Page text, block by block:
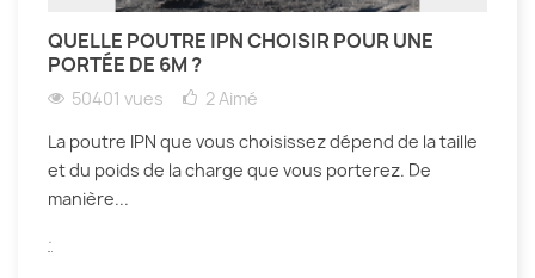
QUELLE POUTRE IPN CHOISIR POUR UNE
PORTÉE DE 6M ?
50401 vues 2 Aimé
La poutre IPN que vous choisissez dépend de la taille
et du poids de la charge que vous porterez. De
manière...